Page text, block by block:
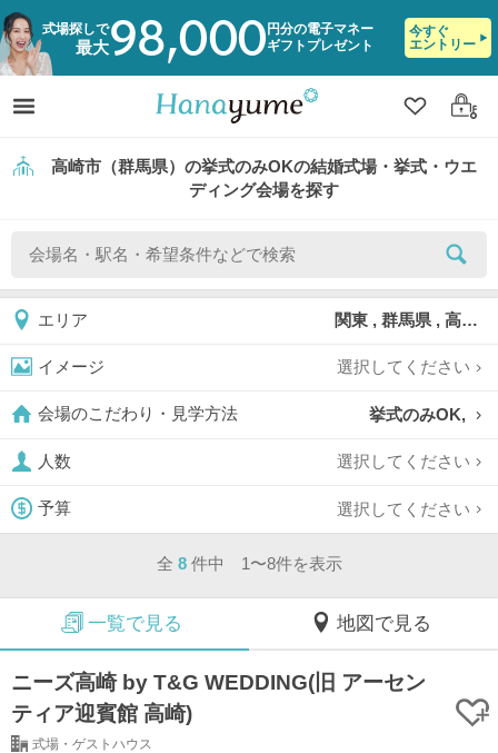
式場探しで
最大98,000 円分の電子マネー
ギフトプレゼント
今すぐ
エントリー
クリップ
ログ
高崎市（群馬県）の挙式のみOKの結婚式場・挙式・ウエ
ディング会場を探す
エリア 関東 , 群馬県 , 高崎市
イメージ 選択してください
会場のこだわり・見学方法 挙式のみOK,
人数 選択してください
予算 選択してください
全 8 件中 1〜8件を表示
一覧で見る 地図で見る
ニーズ高崎 by T&G WEDDING(旧 アーセン
ティア迎賓館 高崎)
式場・ゲストハウス